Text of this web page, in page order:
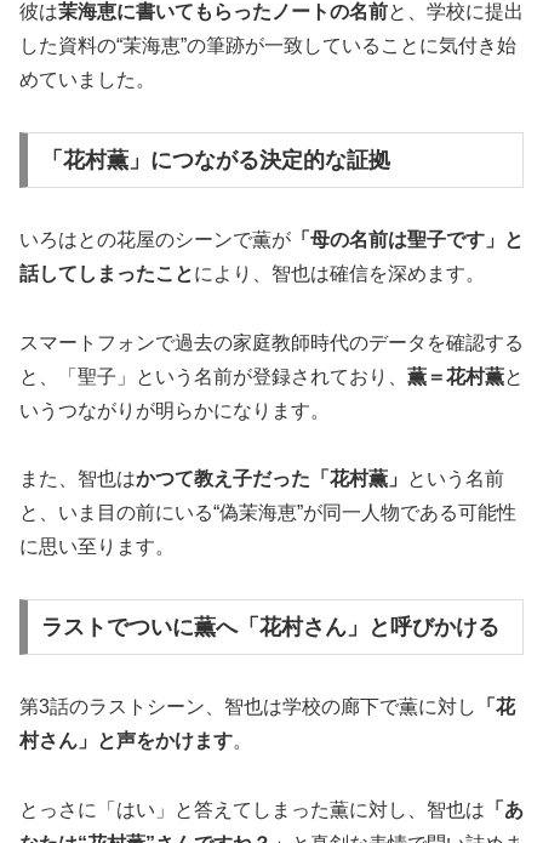
彼は茉海恵に書いてもらったノートの名前と、学校に提出
した資料の“茉海恵”の筆跡が一致していることに気付き始
めていました。
「花村薫」につながる決定的な証拠
いろはとの花屋のシーンで薫が 「母の名前は聖子です」と
話してしまったことにより、智也は確信を深めます。
スマートフォンで過去の家庭教師時代のデータを確認する
と、「聖子」という名前が登録されており、 薫＝花村薫と
いうつながりが明らかになります。
また、智也はかつて教え子だった「花村薫」
という名前
と、いま目の前にいる“偽茉海恵”が同一人物である可能性
に思い至ります。
ラストでついに薫へ「花村さん」と呼びかける
第3話のラストシーン、智也は学校の廊下で薫に対し
「花
村さん」と声をかけます。
とっさに「はい」と答えてしまった薫に対し、智也は 「あ